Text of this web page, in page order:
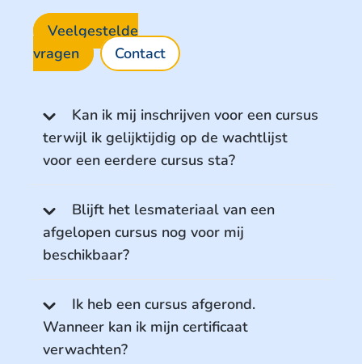
Veelgestelde
vragen
Contact
Kan ik mij inschrijven voor een cursus
terwijl ik gelijktijdig op de wachtlijst
voor een eerdere cursus sta?
Blijft het lesmateriaal van een
afgelopen cursus nog voor mij
beschikbaar?
Ik heb een cursus afgerond.
Wanneer kan ik mijn certificaat
verwachten?